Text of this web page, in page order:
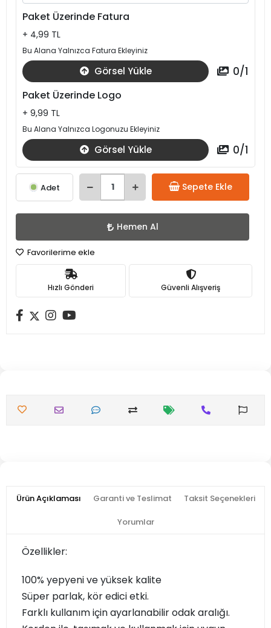
Paket Üzerinde Fatura
+ 4,99 TL
Bu Alana Yalnızca Fatura Ekleyiniz
Görsel Yükle 0/1
Paket Üzerinde Logo
+ 9,99 TL
Bu Alana Yalnızca Logonuzu Ekleyiniz
Görsel Yükle 0/1
Adet Sepete Ekle
Hemen Al
Favorilerime ekle
Hızlı Gönderi Güvenli Alışveriş
Ürün Açıklaması Garanti ve Teslimat Taksit Seçenekleri
Yorumlar
Özellikler:
100% yepyeni ve yüksek kalite
Süper parlak, kör edici etki.
Farklı kullanım için ayarlanabilir odak aralığı.